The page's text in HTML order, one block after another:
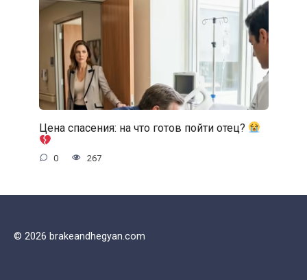
Цена спасения: на что готов пойти отец?
0 267
© 2026 brakeandhegyan.com